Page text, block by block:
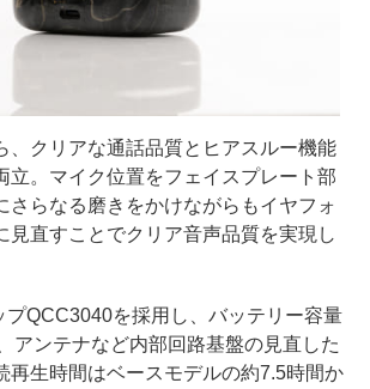
、クリアな通話品質とヒアスルー機能
立。マイク位置をフェイスプレート部
さらなる磨きをかけながらもイヤフォ
見直すことでクリア音声品質を実現し
プQCC3040を採用し、バッテリー容量
アンテナなど内部回路基盤の見直した
再生時間はベースモデルの約7.5時間か